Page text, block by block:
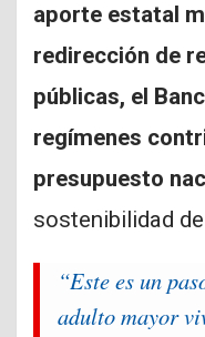
aporte estatal
redirección de
públicas, el
regímenes
presupuesto
sostenibilidad
“Este es un
adulto mayor